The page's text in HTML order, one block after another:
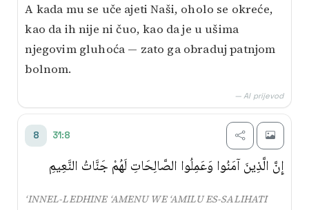
A kada mu se uče ajeti Naši, oholo se okreće,
kao da ih nije ni čuo, kao da je u ušima
njegovim gluhoća — zato ga obraduj patnjom
bolnom.
— AI prijevod
8 31:8
إِنَّ الَّذِينَ آمَنُوا وَعَمِلُوا الصَّالِحَاتِ لَهُمْ جَنَّاتُ النَّعِيمِ
‘INNEL-LEDHINE ‘AMENU WE ‘AMILU ES-SALIHATI